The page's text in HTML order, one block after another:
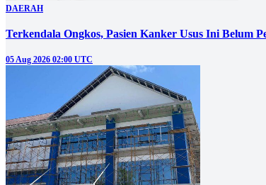
DAERAH
Terkendala Ongkos, Pasien Kanker Usus Ini Belum
05 Aug 2026 02:00 UTC